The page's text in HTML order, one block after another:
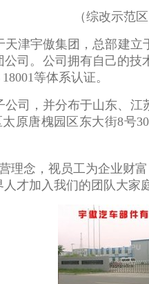
（综改示范区
津宇傲集团，总部建
司。公司拥有自己的技
等体系认证。
司，并分布于山东、
原唐槐园区东大街8号
理念，视员工为企业财
才加入我们的团队大家庭